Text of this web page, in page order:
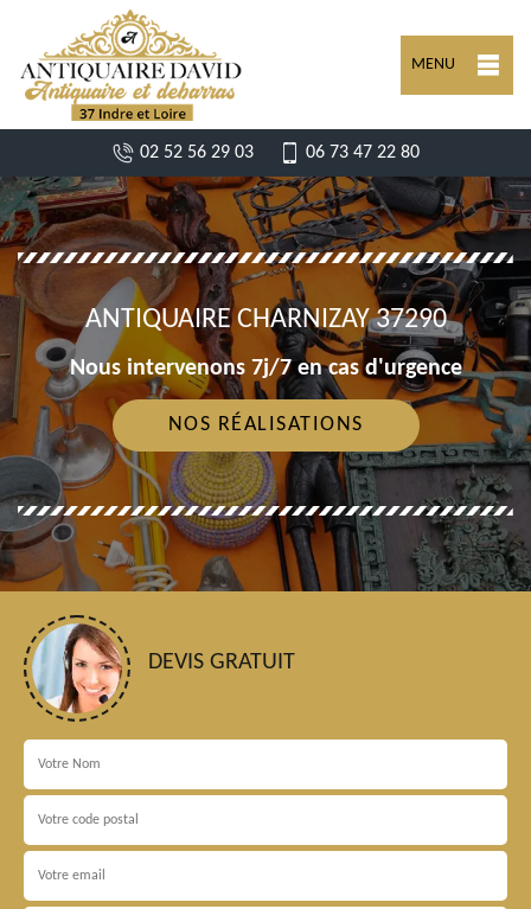
MENU
02 52 56 29 03 06 73 47 22 80
ANTIQUAIRE CHARNIZAY 37290
Nous intervenons 7j/7 en cas d'urgence
NOS RÉALISATIONS
DEVIS GRATUIT